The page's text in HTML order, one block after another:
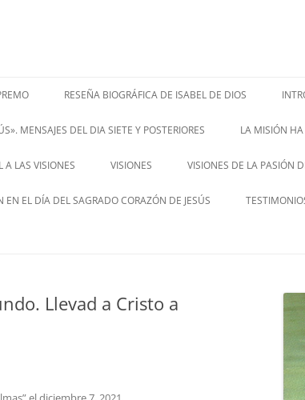
RESEÑA BIOGRÁFICA DE ISABEL DE DIOS
ISABEL’S BIOGRAPHY
MENSAJES DEL DIA SIETE Y POSTERIORES LA MISIÓN
– ENGLISH –
A LAS VISIONES VISIONES
ENGLISH V
VISIONES DE LA PASIÓN
EN EL DÍA DEL SAGRADO CORAZÓN DE JESÚS
Llevad a Cristo a